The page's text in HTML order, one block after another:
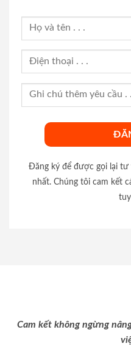
Đăng ký để được gọi lại
nhất. Chúng tôi cam kết
Cam kết không ngừng